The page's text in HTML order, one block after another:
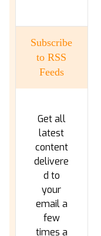
Subscribe
to RSS
Feeds
Get all
latest
content
delivere
d to
your
email a
few
times a